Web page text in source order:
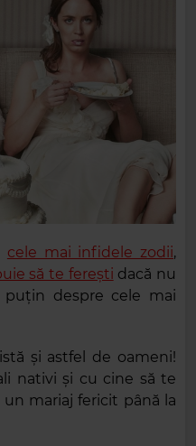
cele mai infidele zodii,
să te ferești dacă nu
despre cele mai
și astfel de oameni!
nativi și cu cine să te
un mariaj fericit până la